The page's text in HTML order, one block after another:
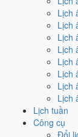
Lịch
Lịch
Lịch
Lịch
Lịch
Lịch
Lịch
Lịch
Lịch tuần
Công cụ
Đổi
Cách tính
Mua xe -
Trung
Mua xe -
Hắc Đạogây
Cách tính
Xuất
4
/10Trung
Xuất hành -
Hắc Đạogây